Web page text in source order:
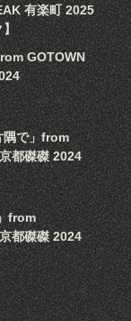
有楽町 2025
】
GOTOWN
隅で」from
都磔磔 2024
from
都磔磔 2024